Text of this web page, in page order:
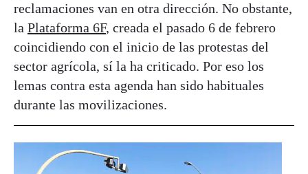
reclamaciones van en otra dirección. No obstante,
la Plataforma 6F, creada el pasado 6 de febrero
coincidiendo con el inicio de las protestas del
sector agrícola, sí la ha criticado. Por eso los
lemas contra esta agenda han sido habituales
durante las movilizaciones.